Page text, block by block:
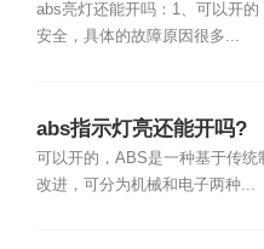
abs亮灯还能开吗：1、可以开
安全，具体的故障原因很多...
abs指示灯亮还能开吗?
可以开的，ABS是一种基于传统
改进，可分为机械和电子两种...